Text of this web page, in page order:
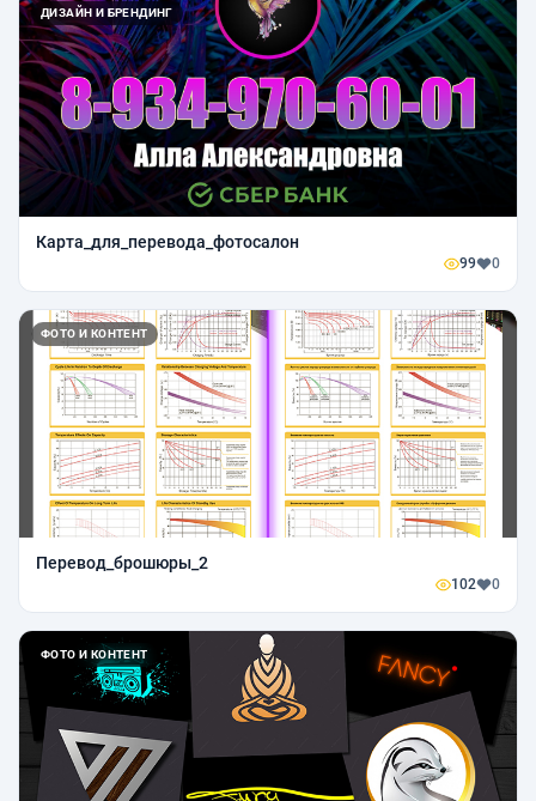
ДИЗАЙН И БРЕНДИНГ
Карта_для_перевода_фотосалон
99 0
ФОТО И КОНТЕНТ
Перевод_брошюры_2
102 0
ФОТО И КОНТЕНТ